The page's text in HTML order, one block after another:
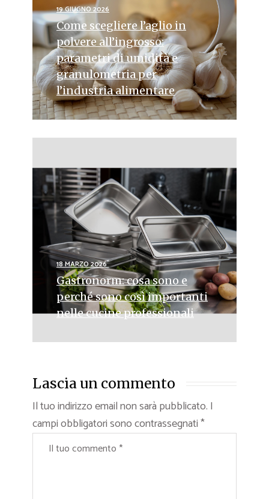
19 GIUGNO 2026
Come scegliere l’aglio in
polvere all’ingrosso:
parametri di umidità e
granulometria per
l’industria alimentare
18 MARZO 2026
Gastronorm: cosa sono e
perché sono così importanti
nelle cucine professionali
Lascia un commento
Il tuo indirizzo email non sarà pubblicato. I
campi obbligatori sono contrassegnati*